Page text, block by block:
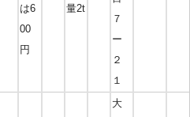
は6
00
円
量2t
７
ー
２
１
大